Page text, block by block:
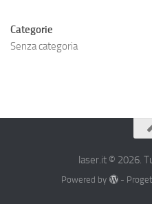
Categorie
Senza categoria
laser.it © 2026.
Powered by -